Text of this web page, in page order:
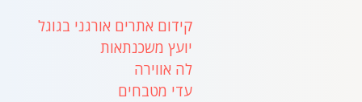
קידום אתרים אורגני בגוגל
יועץ משכנתאות
לה אווירה
עדי מטבחים